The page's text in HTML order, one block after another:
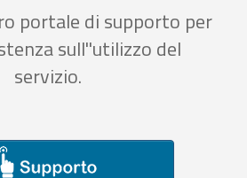
portale di supporto per
sull''utilizzo del
servizio.